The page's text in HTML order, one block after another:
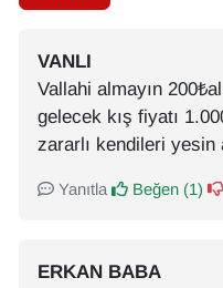
VANLI
Vallahi almayın
gelecek kış fiyatı
zararlı kendileri
Yanıtla Beğen (1)
ERKAN BABA